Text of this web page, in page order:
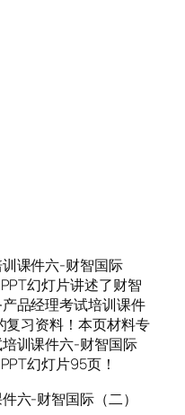
课件六-财智国际
幻灯片讲述了财智
品经理考试培训课件
复习资料！本页材料专
训课件六-财智国际
幻灯片95页！
六-财智国际（二）